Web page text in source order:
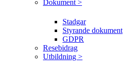
Dokument >
Stadgar
Styrande dokument
GDPR
Resebidrag
Utbildning >